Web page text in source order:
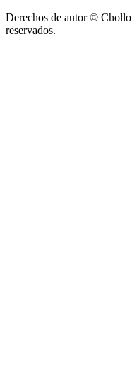
Derechos de autor © Chollo
reservados.